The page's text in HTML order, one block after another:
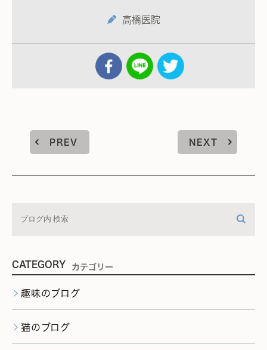
高橋医院
PREV NEXT
CATEGORY カテゴリー
趣味のブログ
猫のブログ